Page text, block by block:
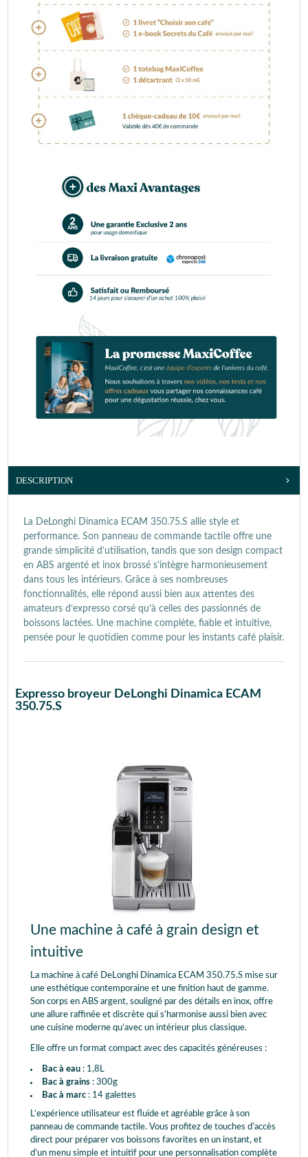
DESCRIPTION
La DeLonghi Dinamica ECAM 350.75.S allie style et
performance. Son panneau de commande tactile offre une
grande simplicité d’utilisation, tandis que son design compact
en ABS argenté et inox brossé s’intègre harmonieusement
dans tous les intérieurs. Grâce à ses nombreuses
fonctionnalités, elle répond aussi bien aux attentes des
amateurs d’expresso corsé qu’à celles des passionnés de
boissons lactées. Une machine complète, fiable et intuitive,
pensée pour le quotidien comme pour les instants café plaisir.
Expresso broyeur DeLonghi Dinamica ECAM
350.75.S
Une machine à café à grain design et
intuitive
La machine à café DeLonghi Dinamica ECAM 350.75.S mise sur
une esthétique contemporaine et une finition haut de gamme.
Son corps en ABS argent, souligné par des détails en inox, offre
une allure raffinée et discrète qui s’harmonise aussi bien avec
une cuisine moderne qu’avec un intérieur plus classique.
Elle offre un format compact avec des capacités généreuses :
Bac à eau : 1,8L
Bac à grains : 300g
Bac à marc : 14 galettes
L’expérience utilisateur est fluide et agréable grâce à son
panneau de commande tactile. Vous profitez de touches d’accès
direct pour préparer vos boissons favorites en un instant, et
d’un menu simple et intuitif pour une personnalisation complète